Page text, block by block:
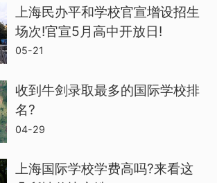
考生：初三应届生、高一在
高一、高二在读学生可申请
上海民办平和学校官宣增设招生
场次!官宣5月高中开放日!
05-21
收到牛剑录取最多的国际学校排
名?
04-29
上海国际学校学费高吗?来看这